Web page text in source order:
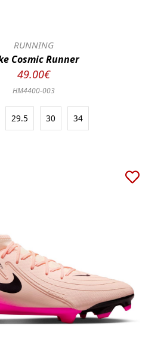
RUNNING
Cosmic Runner
49.00€
HM4400-003
29.5 30 34